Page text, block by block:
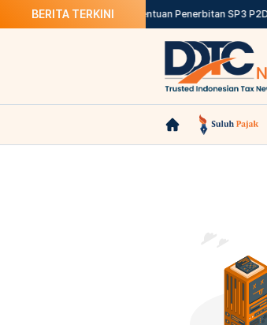
BERITA TERKINI
Milan di GBK Ketentuan Penerbitan SP3